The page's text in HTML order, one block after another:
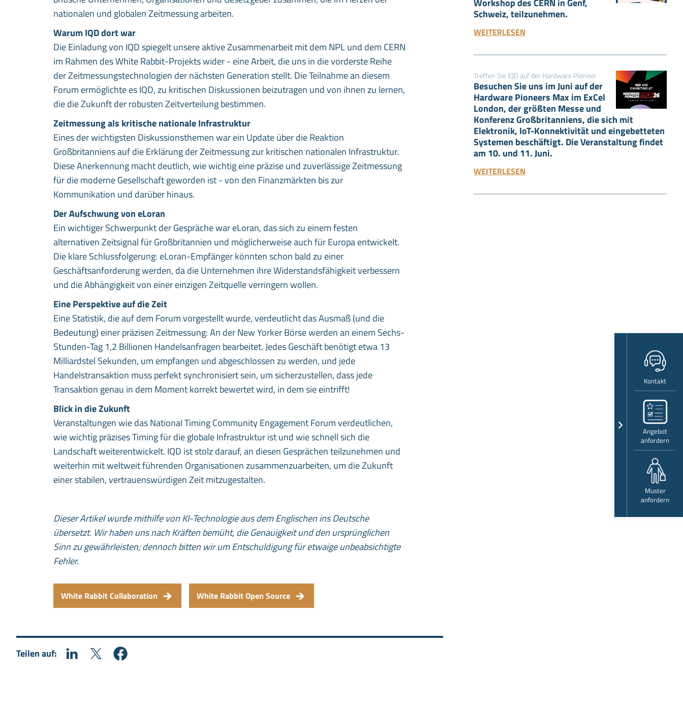
Kontakt
Angebot
anfordern
Muster
anfordern
nationalen und globalen Zeitmessung arbeiten.
Warum IQD dort war
Die Einladung von IQD spiegelt unsere aktive Zusammenarbeit mit dem NPL und dem CERN
im Rahmen des White Rabbit-Projekts wider - eine Arbeit, die uns in die vorderste Reihe
der Zeitmessungstechnologien der nächsten Generation stellt. Die Teilnahme an diesem
Forum ermöglichte es IQD, zu kritischen Diskussionen beizutragen und von ihnen zu lernen,
die die Zukunft der robusten Zeitverteilung bestimmen.
Zeitmessung als kritische nationale Infrastruktur
Eines der wichtigsten Diskussionsthemen war ein Update über die Reaktion
Großbritanniens auf die Erklärung der Zeitmessung zur kritischen nationalen Infrastruktur.
Diese Anerkennung macht deutlich, wie wichtig eine präzise und zuverlässige Zeitmessung
für die moderne Gesellschaft geworden ist - von den Finanzmärkten bis zur
Kommunikation und darüber hinaus.
Der Aufschwung von eLoran
Ein wichtiger Schwerpunkt der Gespräche war eLoran, das sich zu einem festen
alternativen Zeitsignal für Großbritannien und möglicherweise auch für Europa entwickelt.
Die klare Schlussfolgerung: eLoran-Empfänger könnten schon bald zu einer
Geschäftsanforderung werden, da die Unternehmen ihre Widerstandsfähigkeit verbessern
und die Abhängigkeit von einer einzigen Zeitquelle verringern wollen.
Eine Perspektive auf die Zeit
Eine Statistik, die auf dem Forum vorgestellt wurde, verdeutlicht das Ausmaß (und die
Bedeutung) einer präzisen Zeitmessung: An der New Yorker Börse werden an einem Sechs-
Stunden-Tag 1,2 Billionen Handelsanfragen bearbeitet. Jedes Geschäft benötigt etwa 13
Milliardstel Sekunden, um empfangen und abgeschlossen zu werden, und jede
Handelstransaktion muss perfekt synchronisiert sein, um sicherzustellen, dass jede
Transaktion genau in dem Moment korrekt bewertet wird, in dem sie eintrifft!
Blick in die Zukunft
Veranstaltungen wie das National Timing Community Engagement Forum verdeutlichen,
wie wichtig präzises Timing für die globale Infrastruktur ist und wie schnell sich die
Landschaft weiterentwickelt. IQD ist stolz darauf, an diesen Gesprächen teilzunehmen und
weiterhin mit weltweit führenden Organisationen zusammenzuarbeiten, um die Zukunft
einer stabilen, vertrauenswürdigen Zeit mitzugestalten.
Dieser Artikel wurde mithilfe von KI-Technologie aus dem Englischen ins Deutsche
übersetzt. Wir haben uns nach Kräften bemüht, die Genauigkeit und den ursprünglichen
Sinn zu gewährleisten; dennoch bitten wir um Entschuldigung für etwaige unbeabsichtigte
Fehler.
White Rabbit Collaboration White Rabbit Open Source
Teilen auf:
Workshop des CERN in Genf,
Schweiz, teilzunehmen.
WEITERLESEN
Treffen Sie IQD auf der Hardware Pioneer
Besuchen Sie uns im Juni auf der
Hardware Pioneers Max im ExCel
London, der größten Messe und
Konferenz Großbritanniens, die sich mit
Elektronik, IoT-Konnektivität und eingebetteten
Systemen beschäftigt. Die Veranstaltung findet
am 10. und 11. Juni.
WEITERLESEN